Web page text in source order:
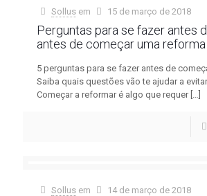
Sollus em 15 de março de 2018
Perguntas para se fazer antes
antes de começar uma reforma
5 perguntas para se fazer antes de
Saiba quais questões vão te ajudar a
Começar a reformar é algo que requer[…]
Sollus em 14 de março de 2018